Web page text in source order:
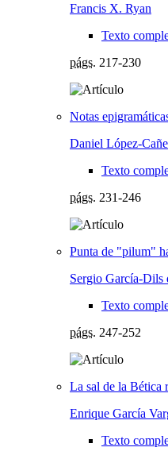
Francis X. Ryan
Texto
págs. 217-230
Notas
Daniel López-
Texto
págs. 231-246
Punta de "pilum"
Sergio García-Dils
Texto
págs. 247-252
La sal de la Bética
Enrique García
Texto